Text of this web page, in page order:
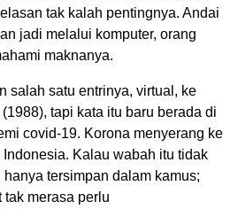
tak kalah pentingnya. Andai
jadi melalui komputer, orang
maknanya.
salah satu entrinya, virtual, ke
tapi kata itu baru berada di
covid-19. Korona menyerang ke
Kalau wabah itu tidak
tersimpan dalam kamus;
tak merasa perlu